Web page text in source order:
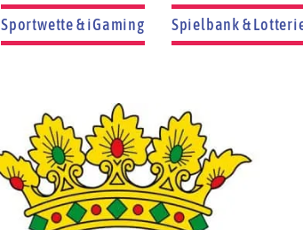
Sportwette & iGaming Spielbank &